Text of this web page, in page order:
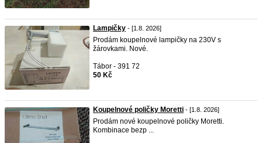
Lampičky - [1.8. 2026]
Prodám koupelnové lampičky na 230V s
žárovkami. Nové.
Tábor - 391 72
50 Kč
Koupelnové poličky Moretti - [1.8. 2026]
Prodám nové koupelnové poličky Moretti.
Kombinace bezp ...